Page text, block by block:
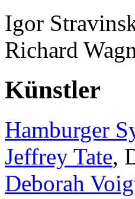
Igor
Richard
Künstler
Hamburger
Jeffrey Tate,
Deborah